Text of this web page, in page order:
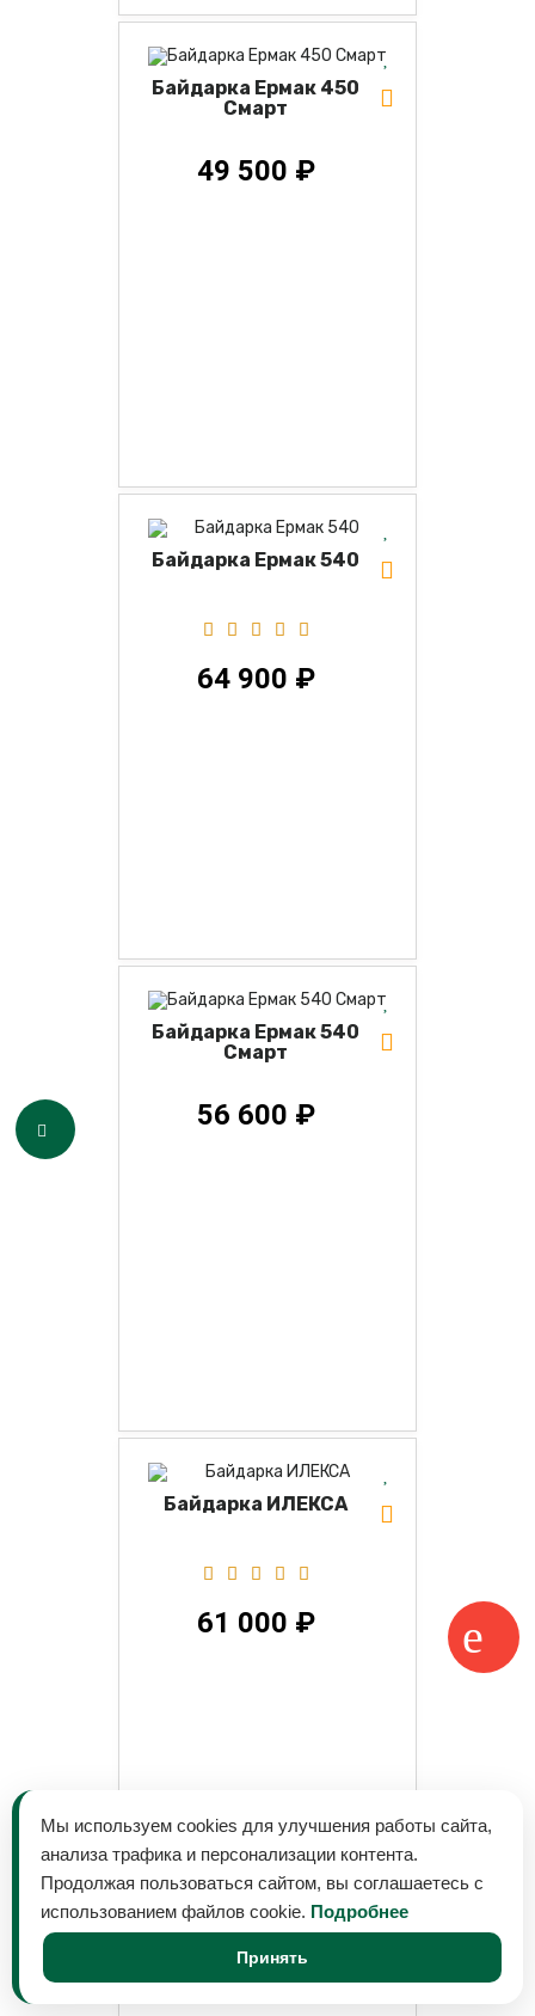
Байдарка Ермак 450
Смарт
49 500 ₽
Байдарка Ермак 540
64 900 ₽
Байдарка Ермак 540
Смарт
56 600 ₽
Байдарка ИЛЕКСА
61 000 ₽
Мы используем cookies для улучшения работы сайта,
анализа трафика и персонализации контента.
Продолжая пользоваться сайтом, вы соглашаетесь с
использованием файлов cookie. Подробнее
Принять